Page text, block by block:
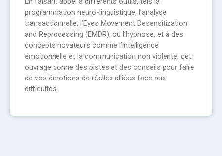
programmation neuro-linguistique, l’analyse
transactionnelle, l’Eyes Movement Desensitization
and Reprocessing (EMDR), ou l’hypnose, et à des
concepts novateurs comme l’intelligence
émotionnelle et la communication non violente, cet
ouvrage donne des pistes et des conseils pour faire
de vos émotions de réelles alliées face aux
difficultés.